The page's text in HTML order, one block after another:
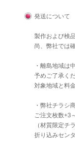
発送について
製作および検
尚、弊社では
・離島地域は
予めご了承く
対象地域と料
・弊社チラシ
ご注文枚数+3
（材質限定チ
折り込みセン